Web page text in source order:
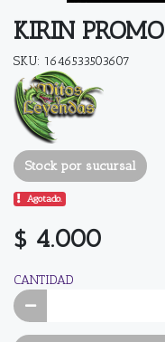
KIRIN PROMO
SKU: 1646533503607
Stock por sucursal
Agotado.
$ 4.000
CANTIDAD